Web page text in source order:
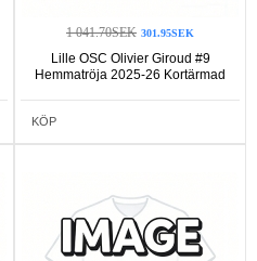
1 041.70SEK 301.95SEK
Lille OSC Olivier Giroud #9
Hemmatröja 2025-26 Kortärmad
KÖP